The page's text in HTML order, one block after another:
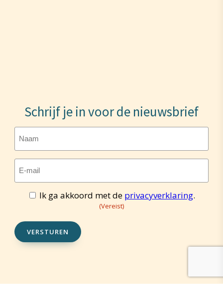
Schrijf je in voor de nieuwsbrief
Naam
E-
mailadres(Vereist)
Toestemming(Vereist)
Ik ga akkoord met de privacyverklaring.
(Vereist)
VERSTUREN